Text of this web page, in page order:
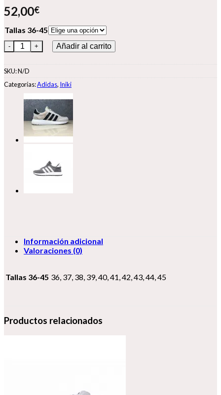
52,00€
Tallas 36-45
Adidas Iniki cantidadAñadir al carrito
SKU:N/D
Categorías:Adidas, Iniki
Información adicional
Valoraciones (0)
Tallas 36-45 36, 37, 38, 39, 40, 41, 42, 43, 44, 45
Productos relacionados